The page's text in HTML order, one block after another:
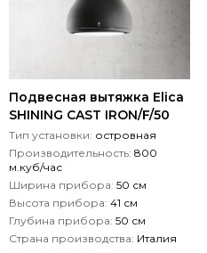
Подвесная вытяжка Elica
SHINING CAST IRON/F/50
Тип установки: островная
Производительность: 800
м.куб/час
Ширина прибора: 50 см
Высота прибора: 41 см
Глубина прибора: 50 см
Страна производства: Италия